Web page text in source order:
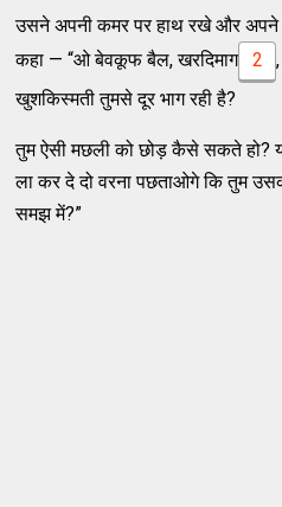
उसने अपनी कमर पर हाथ रखे और अपने
कहा — “ओ बेवकूफ बैल, खरदिमाग
2
खुशकिस्मती तुमसे दूर भाग रही है?
तुम ऐसी मछली को छोड़ कैसे सकते हो?
ला कर दे दो वरना पछताओगे कि तुम
समझ में?”